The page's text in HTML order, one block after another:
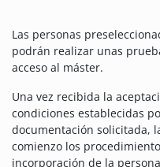
Las personas
podrán realizar unas
acceso al máster.
Una vez recibida la
condiciones establecidas
documentación solicitada,
comienzo los
incorporación de la